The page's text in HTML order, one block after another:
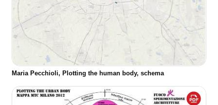
Maria Pecchioli, Plotting the human body, schema